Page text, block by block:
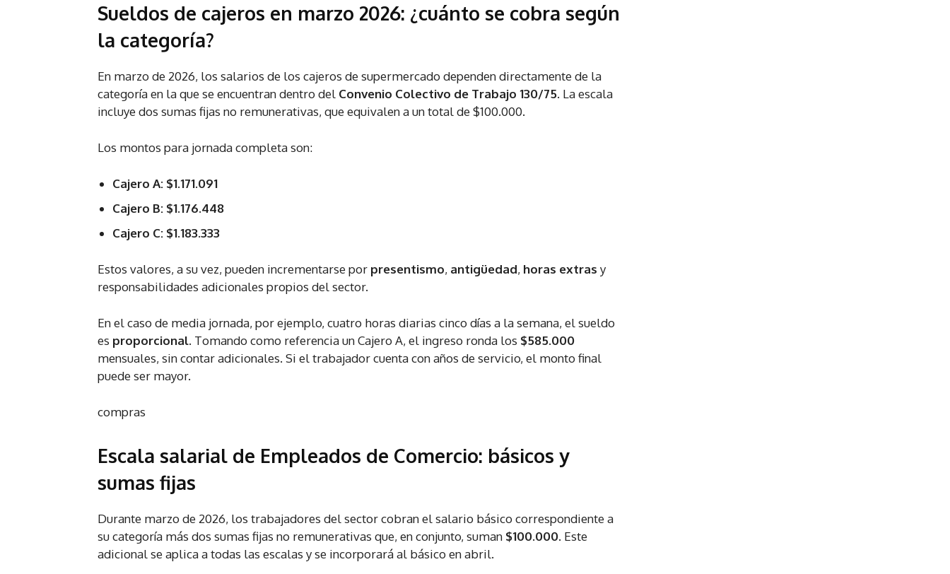
Sueldos de cajeros en marzo 2026: ¿cuánto se cobra según
la categoría?
En marzo de 2026, los salarios de los cajeros de supermercado dependen directamente de la
categoría en la que se encuentran dentro del Convenio Colectivo de Trabajo 130/75. La escala
incluye dos sumas fijas no remunerativas, que equivalen a un total de $100.000.
Los montos para jornada completa son:
Cajero A: $1.171.091
Cajero B: $1.176.448
Cajero C: $1.183.333
Estos valores, a su vez, pueden incrementarse por presentismo, antigüedad, horas extras y
responsabilidades adicionales propios del sector.
En el caso de media jornada, por ejemplo, cuatro horas diarias cinco días a la semana, el sueldo
es proporcional. Tomando como referencia un Cajero A, el ingreso ronda los $585.000
mensuales, sin contar adicionales. Si el trabajador cuenta con años de servicio, el monto final
puede ser mayor.
compras
Escala salarial de Empleados de Comercio: básicos y
sumas fijas
Durante marzo de 2026, los trabajadores del sector cobran el salario básico correspondiente a
su categoría más dos sumas fijas no remunerativas que, en conjunto, suman $100.000. Este
adicional se aplica a todas las escalas y se incorporará al básico en abril.